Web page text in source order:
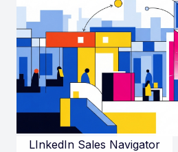
LInkedIn Sales Navigator